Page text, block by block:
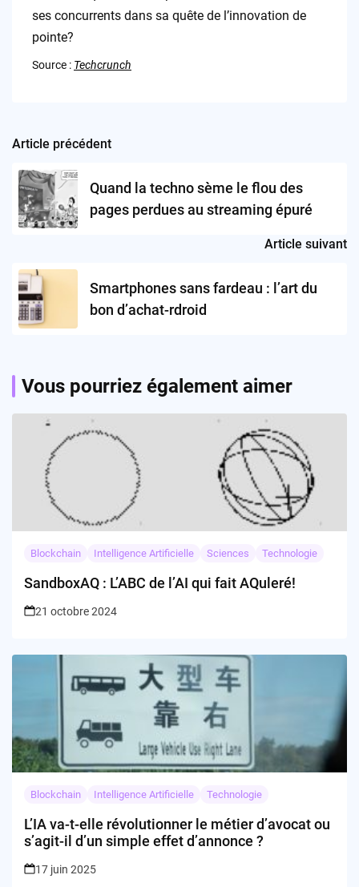
ses concurrents dans sa quête de l’innovation de
pointe?
Source : Techcrunch
Post
navigation
Article précédent
Quand la techno sème le flou des
pages perdues au streaming épuré
Article suivant
Smartphones sans fardeau : l’art du
bon d’achat-rdroid
Vous pourriez également aimer
Blockchain Intelligence Artificielle Sciences Technologie
SandboxAQ : L’ABC de l’AI qui fait AQuleré!
21 octobre 2024
Blockchain Intelligence Artificielle Technologie
L’IA va-t-elle révolutionner le métier d’avocat ou
s’agit-il d’un simple effet d’annonce ?
17 juin 2025